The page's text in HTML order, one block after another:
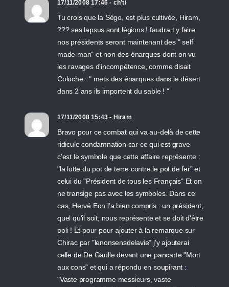
17/11/2008 17:46 - ch'ti
Tu crois que la Ségo, est plus cultivée, Hiram,
??? ses lapsus sont légions ! faudra t y faire
nos présidents seront maintenant des " self
made man" et non des énarques dont on vu
les ravages d'incompétence, comme disait
Coluche : " mets des énarques dans le désert
dans 2 ans ils importent du sable ! "
17/11/2008 15:43 - Hiram
Bravo pour ce combat qui va au-delà de cette
ridicule condamnation car ce qui est grave
c'est le symbole que cette affaire représente :
"la lutte du pot de terre contre le pot de fer" et
celui du "Président de tous les Français" Et on
ne transige pas avec les symboles. Dans ce
cas, Hervé Eon l'a bien compris : un président,
quel qu'il soit, nous représente et se doit d'être
poli ! Et pour pour ajouter à la remarque sur
Chirac par "lenonsensdelavie" j'y ajouterai
celle de De Gaulle devant une pancarte "Mort
aux cons" et qui a répondu en soupirant :
"Vaste programme messieurs, vaste